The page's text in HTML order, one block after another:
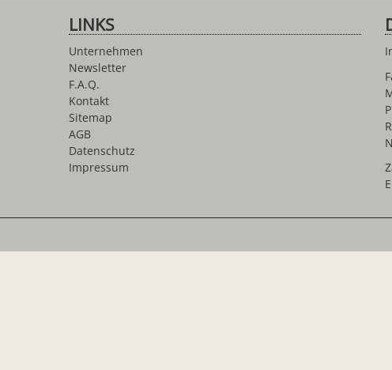
LINKS
Unternehmen
Newsletter
F.A.Q.
Kontakt
Sitemap
AGB
Datenschutz
Impressum